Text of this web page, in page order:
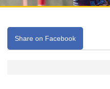
Share on Facebook